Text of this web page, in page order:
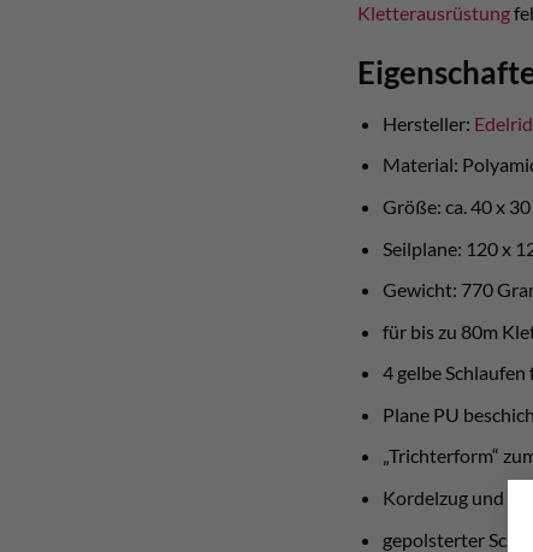
Kletterausrüstung
Hersteller: Edelrid
Material:
Größe: ca. 40 x
Seilplane: 120 x
Gewicht: 770
für bis zu 80m
4 gelbe Schlaufen
Plane PU
„Trichterform“
Kordelzug und
gepolsterter